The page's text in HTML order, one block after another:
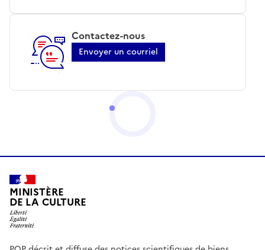
Contactez-nous
Envoyer un courriel
MINISTÈRE
DE LA CULTURE